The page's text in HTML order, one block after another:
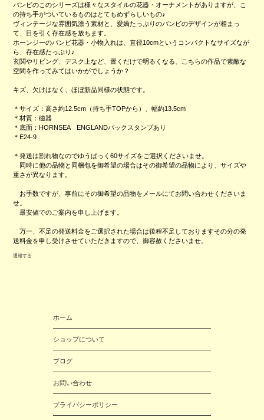
バンビのこのシリーズは様々なスタイルの花器・オーナメントがありますが、こ
の持ち手がついているものはとてもめずらしいもの♪
ヴィンテージな雰囲気漂う素材と、愛嬌たっぷりのバンビのデザインが相まっ
て、目を引く存在感を放ちます。
ホーンジーのバンビ花器・小物入れは、直径10cmというコンパクトなサイズなが
ら、存在感たっぷり♪
玄関やリビング、デスク上など、置くだけで明るくなる、こちらの作品で素敵な
空間を作ってみてはいかがでしょうか？
キズ、欠けはなく、ほぼ新品同様の状態です。
＊サイズ：高さ約12.5cm（持ち手TOPから）、幅約13.5cm
＊材質：磁器
＊底面：HORNSEA ENGLANDバックスタンプあり
＊E24-9
＊発送は割れ物なのでゆうぱっく60サイズをご選択くださいませ。
同時に他の品物と同梱包を御希望の場合はその御希望の品物により、サイズや
重さが異なります。
お手数ですが、事前にその御希望の品物をメールにてお問い合わせくださいま
せ。
最安値でのご案内を申し上げます。
万一、不足の発送料金をご選択された場合は後程不足しておりますその分の発
送料金を申し受けさせていただきますので、御容赦くださいませ。
通報する
ホーム
ショップについて
ブログ
お問い合わせ
プライバシーポリシー